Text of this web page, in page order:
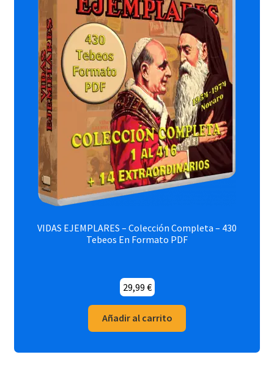
VIDAS EJEMPLARES – Colección Completa – 430
Tebeos En Formato PDF
29,99 €
Añadir al carrito